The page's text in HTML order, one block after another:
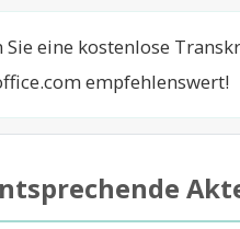
Sie eine kostenlose
empfehlenswert!